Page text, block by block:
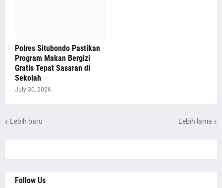
Polres Situbondo Pastikan
Program Makan Bergizi
Gratis Tepat Sasaran di
Sekolah
July 30, 2026
Lebih baru Lebih lama
Follow Us